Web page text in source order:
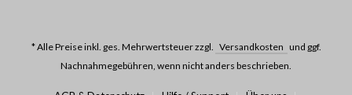
* Alle Preise inkl. ges. Mehrwertsteuer zzgl. Versandkosten und ggf.
Nachnahmegebühren, wenn nicht anders beschrieben.